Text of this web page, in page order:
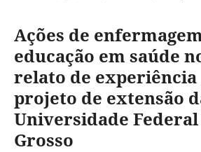
Ações de
educação em saúde
relato de experiência
projeto de extensão
Universidade
Grosso